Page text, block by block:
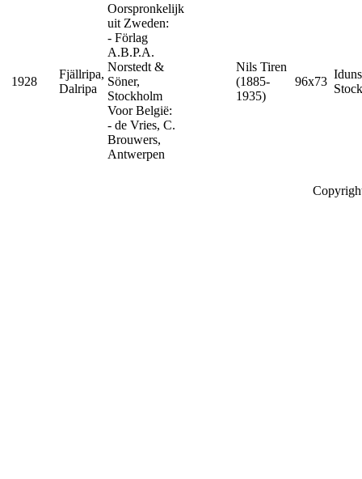
1928
Fjällripa,
Dalripa
Oorspronkelijk
uit Zweden:
- Förlag
A.B.P.A.
Norstedt &
Söner,
Stockholm
Voor België:
- de Vries, C.
Brouwers,
Antwerpen
Nils Tiren
(1885-
1935)
96x73